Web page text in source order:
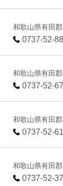
和歌山県有田
0737-52-
和歌山県有田
0737-52-
和歌山県有田
0737-52-
和歌山県有田
0737-52-